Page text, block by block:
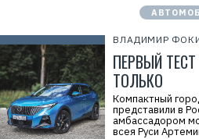
ВЛАДИМИР
ПЕРВЫЙ
ТОЛЬКО
Компактный
представили в
амбассадором
всея Руси